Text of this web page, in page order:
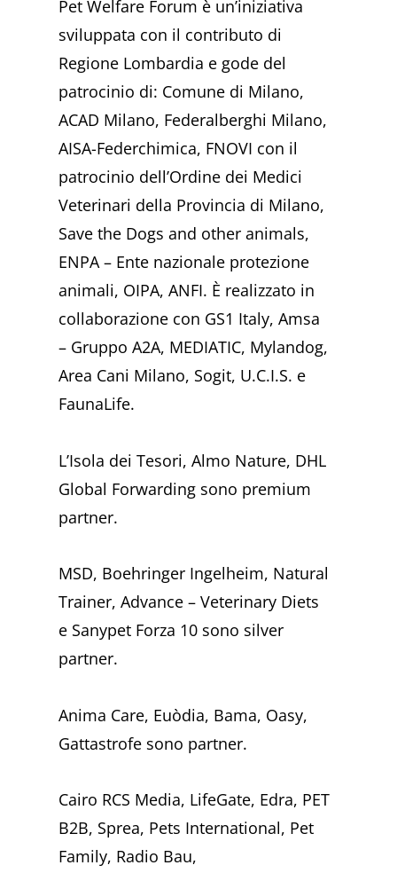
Pet Welfare Forum è un’iniziativa
sviluppata con il contributo di
Regione Lombardia e gode del
patrocinio di: Comune di Milano,
ACAD Milano, Federalberghi Milano,
AISA-Federchimica, FNOVI con il
patrocinio dell’Ordine dei Medici
Veterinari della Provincia di Milano,
Save the Dogs and other animals,
ENPA – Ente nazionale protezione
animali, OIPA, ANFI. È realizzato in
collaborazione con GS1 Italy, Amsa
– Gruppo A2A, MEDIATIC, Mylandog,
Area Cani Milano, Sogit, U.C.I.S. e
FaunaLife.
L’Isola dei Tesori, Almo Nature, DHL
Global Forwarding sono premium
partner.
MSD, Boehringer Ingelheim, Natural
Trainer, Advance – Veterinary Diets
e Sanypet Forza 10 sono silver
partner.
Anima Care, Euòdia, Bama, Oasy,
Gattastrofe sono partner.
Cairo RCS Media, LifeGate, Edra, PET
B2B, Sprea, Pets International, Pet
Family, Radio Bau,